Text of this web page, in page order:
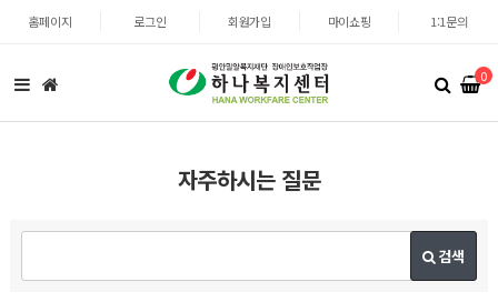
홈페이지 로그인 회원가입 마이쇼핑 1:1문의
0
자주하시는 질문
검색